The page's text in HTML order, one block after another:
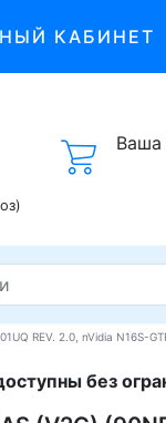
КАБИНЕТ
Ваша
REV. 2.0, nVidia N16S-
без